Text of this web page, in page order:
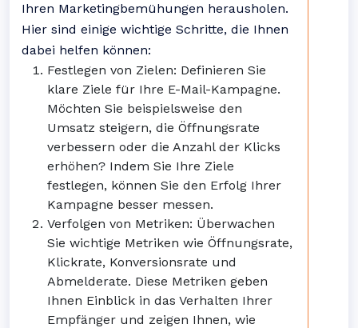
Ihren Marketingbemühungen herausholen.
Hier sind einige wichtige Schritte, die Ihnen
dabei helfen können:
Festlegen von Zielen: Definieren Sie
klare Ziele für Ihre E-Mail-Kampagne.
Möchten Sie beispielsweise den
Umsatz steigern, die Öffnungsrate
verbessern oder die Anzahl der Klicks
erhöhen? Indem Sie Ihre Ziele
festlegen, können Sie den Erfolg Ihrer
Kampagne besser messen.
Verfolgen von Metriken: Überwachen
Sie wichtige Metriken wie Öffnungsrate,
Klickrate, Konversionsrate und
Abmelderate. Diese Metriken geben
Ihnen Einblick in das Verhalten Ihrer
Empfänger und zeigen Ihnen, wie